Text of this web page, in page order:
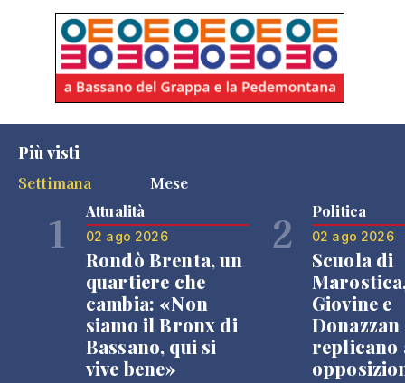
Più visti
Settimana
Mese
1 Attualità
02 ago 2026
Rondò Brenta, un
quartiere che
cambia: «Non
siamo il Bronx di
Bassano, qui si
vive bene»
2 Politica
02 ago 2026
Scuola di
Giovine e
Donazzan
replicano